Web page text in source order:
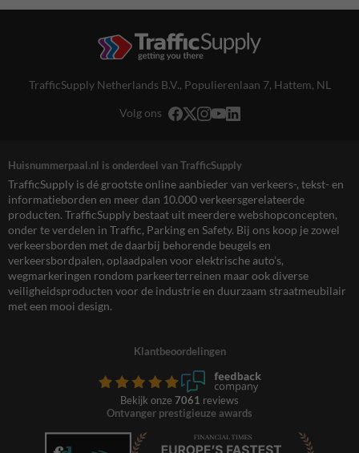
TrafficSupply Netherlands B.V., Populierenlaan 7, Hattem, NL
Volg ons
Huisnummerpaal.nl is onderdeel van TrafficSupply
TrafficSupply is dé grootste online aanbieder van verkeers-, tekst- en
informatieborden en meer dan 10.000 verkeersgerelateerde
producten. TrafficSupply bestaat uit meerdere webshopconcepten,
onder te verdelen in Traffic, Parking en Safety. Bij ons koop je zowel
verkeersborden met de daarbij behorende beugels en
verkeersbordpalen, oplaadpalen voor elektrische auto’s,
wegmarkeringen rondom parkeerterreinen maar ook diverse
veiligheidsproducten voor de industrie en duurzaam straatmeubilair
met een mooi design.
Klantbeoordelingen
Bekijk onze 7061 reviews
Ontvanger prestigieuze awards